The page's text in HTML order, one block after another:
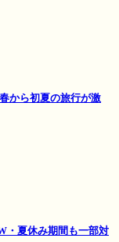
から初夏の旅行が激
・夏休み期間も一部対